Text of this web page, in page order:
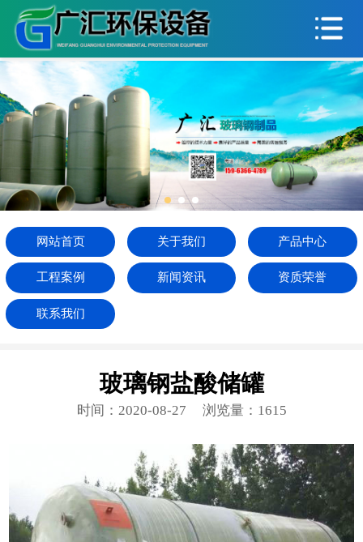
关于我们
产品中心
工程案例
新闻资讯
资质荣誉
联系我们
网站首页 关于我们 产品中心
工程案例 新闻资讯 资质荣誉
联系我们
玻璃钢盐酸储罐
时间：2020-08-27 浏览量：1615